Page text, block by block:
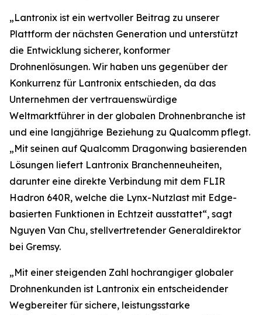
„Lantronix ist ein wertvoller Beitrag zu unserer
Plattform der nächsten Generation und unterstützt
die Entwicklung sicherer, konformer
Drohnenlösungen. Wir haben uns gegenüber der
Konkurrenz für Lantronix entschieden, da das
Unternehmen der vertrauenswürdige
Weltmarktführer in der globalen Drohnenbranche ist
und eine langjährige Beziehung zu Qualcomm pflegt.
„Mit seinen auf Qualcomm Dragonwing basierenden
Lösungen liefert Lantronix Branchenneuheiten,
darunter eine direkte Verbindung mit dem FLIR
Hadron 640R, welche die Lynx-Nutzlast mit Edge-
basierten Funktionen in Echtzeit ausstattet“, sagt
Nguyen Van Chu, stellvertretender Generaldirektor
bei Gremsy.
„Mit einer steigenden Zahl hochrangiger globaler
Drohnenkunden ist Lantronix ein entscheidender
Wegbereiter für sichere, leistungsstarke